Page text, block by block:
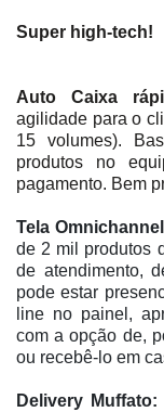
Super high-tech!
Auto Caixa
agilidade para o
15 volumes).
produtos no
pagamento. Bem
Tela
de 2 mil produtos
de atendimento,
pode estar
line no painel,
com a opção de,
ou recebê-lo em
Delivery Muffato: